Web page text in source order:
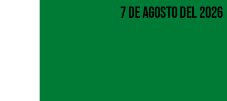
7 de Agosto del 2026